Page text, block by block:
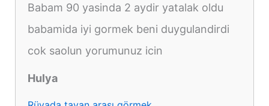
Babam 90 yasinda 2 aydir yatalak oldu
babamida iyi gormek beni duygulandirdi
cok saolun yorumunuz icin
Hulya